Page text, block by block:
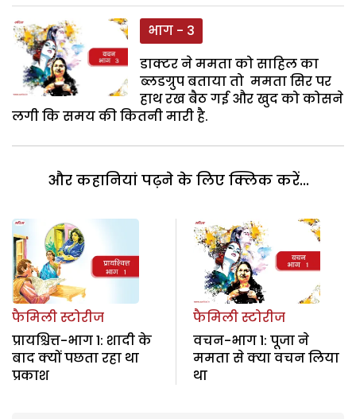
भाग - 3
डाक्टर ने ममता को साहिल का
ब्लडग्रुप बताया तो ममता सिर पर
हाथ रख बैठ गई और खुद को कोसने
लगी कि समय की कितनी मारी है.
और कहानियां पढ़ने के लिए क्लिक करें...
फैमिली स्टोरीज
प्रायश्चित्त-भाग 1: शादी के
बाद क्यों पछता रहा था
प्रकाश
फैमिली स्टोरीज
वचन-भाग 1: पूजा ने
ममता से क्या वचन लिया
था